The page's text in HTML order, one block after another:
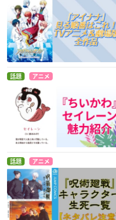
話題 アニメ
話題 アニメ